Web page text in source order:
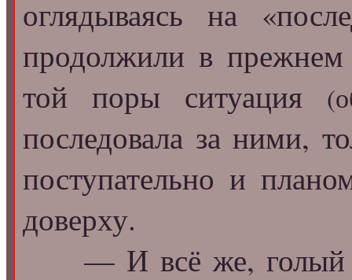
оглядываясь на
продолжили в
той поры ситуация
последовала за ними,
поступательно и
доверху.
— И всё же, голый